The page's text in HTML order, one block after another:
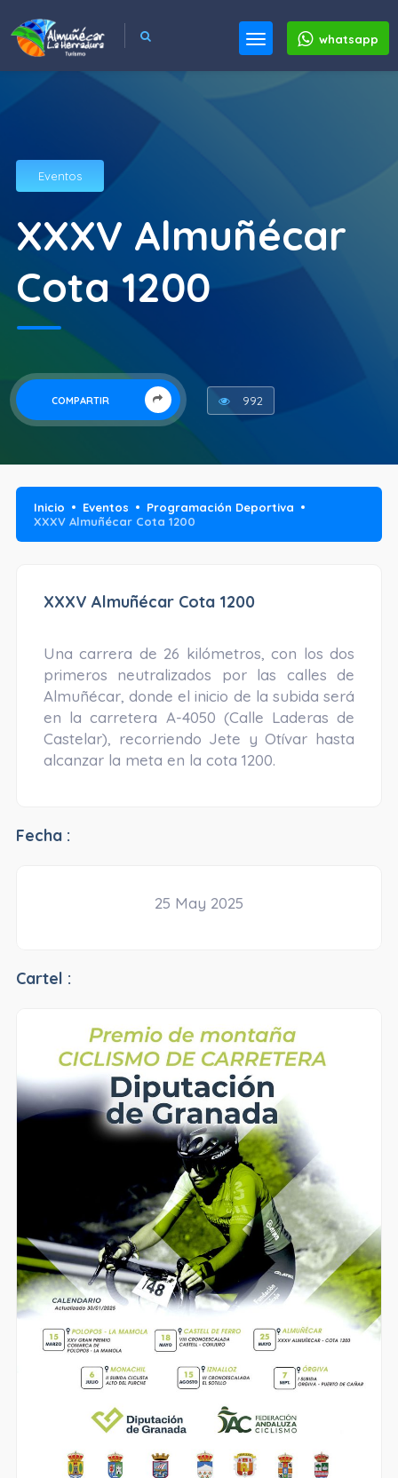
whatsapp
Eventos
XXXV Almuñécar
Cota 1200
COMPARTIR 992
Inicio Eventos
Programación Deportiva
XXXV Almuñécar Cota 1200
XXXV Almuñécar Cota 1200
Una carrera de 26 kilómetros, con los dos
primeros neutralizados por las calles de
Almuñécar, donde el inicio de la subida será
en la carretera A-4050 (Calle Laderas de
Castelar), recorriendo Jete y Otívar hasta
alcanzar la meta en la cota 1200.
Fecha :
25 May 2025
Cartel :